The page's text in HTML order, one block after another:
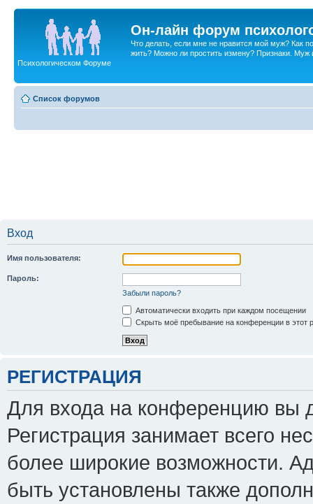
Он-лайн форум
Что делать, если мне не нравится мой муж? Как
жить? Можно ли простить измену? Признаки. Муж
Психологическом Форуме
Список форумов
Вход
Имя пользователя:
Пароль:
Забыли пароль?
Автоматически входить при каждом посещении
Скрыть моё пребывание на конференции в этот
РЕГИСТРАЦИЯ
Для входа на конференцию вы
Регистрация занимает всего
более широкие возможности.
быть установлены также